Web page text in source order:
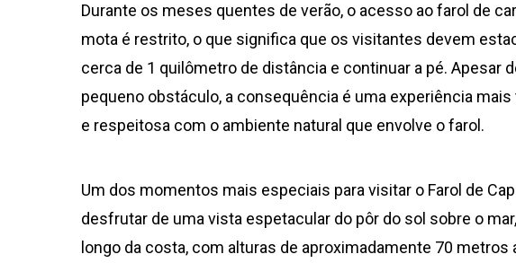
Durante os meses quentes de verão, o acesso ao farol de
mota é restrito, o que significa que os visitantes devem
cerca de 1 quilômetro de distância e continuar a pé. Apesar
pequeno obstáculo, a consequência é uma experiência mais
e respeitosa com o ambiente natural que envolve o farol.
Um dos momentos mais especiais para visitar o Farol de
desfrutar de uma vista espetacular do pôr do sol sobre o
longo da costa, com alturas de aproximadamente 70